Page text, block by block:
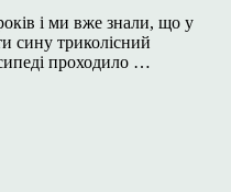
і ми вже знали, що у
сину триколісний
проходило …